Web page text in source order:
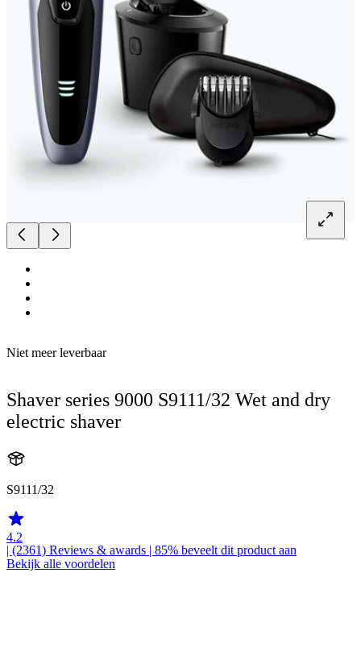
Niet meer leverbaar
Shaver series 9000 S9111/32 Wet and dry
electric shaver
S9111/32
4.2
| (2361) Reviews & awards | 85% beveelt dit product aan
Bekijk alle voordelen